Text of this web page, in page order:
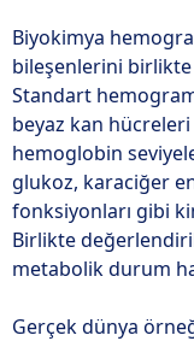
Biyokimya
bileşenlerini
Standart
beyaz kan
hemoglobin
glukoz, karaciğer
fonksiyonları gibi
Birlikte
metabolik durum
Gerçek dünya